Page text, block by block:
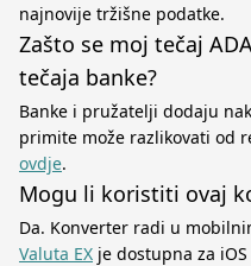
najnovije tržišne podatke.
Zašto se moj tečaj
tečaja banke?
Banke i pružatelji dodaju
primite može razlikovati od
ovdje.
Mogu li koristiti ovaj
Da. Konverter radi u
Valuta EX je dostupna za